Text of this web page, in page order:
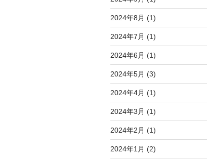
2024年8月 (1)
2024年7月 (1)
2024年6月 (1)
2024年5月 (3)
2024年4月 (1)
2024年3月 (1)
2024年2月 (1)
2024年1月 (2)